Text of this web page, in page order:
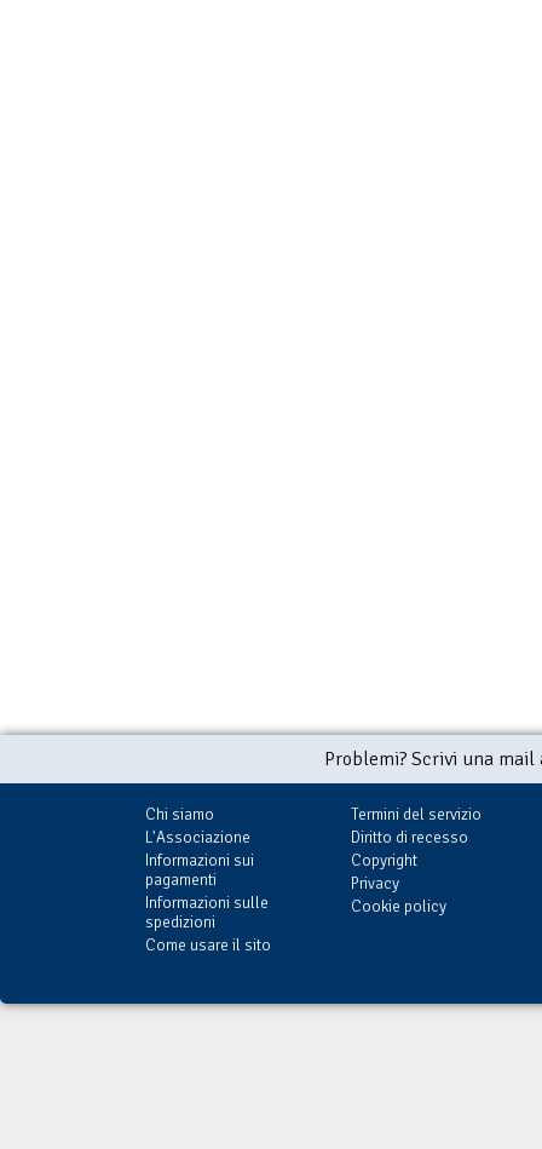
Problemi? Scrivi una
Chi siamo
L'Associazione
Informazioni sui
pagamenti
Informazioni sulle
spedizioni
Come usare il sito
Termini del servizio
Diritto di recesso
Copyright
Privacy
Cookie policy